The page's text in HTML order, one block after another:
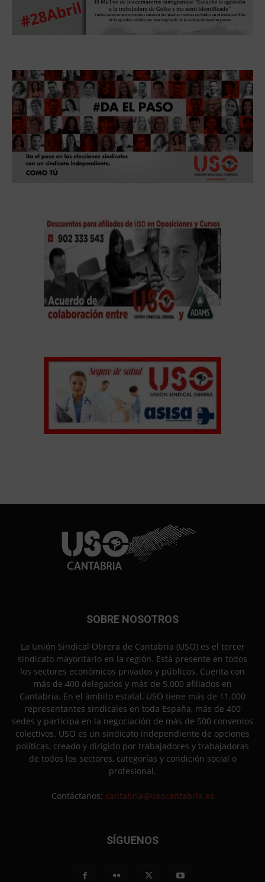
SOBRE NOSOTROS
La Unión Sindical Obrera de Cantabria (USO) es el tercer
sindicato mayoritario en la región. Está presente en todos
los sectores económicos privados y públicos. Cuenta con
más de 400 delegados y más de 5.000 afiliados en
Cantabria. En el ámbito estatal, USO tiene más de 11.000
representantes sindicales en toda España, más de 400
sedes y participa en la negociación de más de 500 convenios
colectivos. USO es un sindicato independiente de opciones
políticas, creado y dirigido por trabajadores y trabajadoras
de todos los sectores, categorías y condición social o
profesional.
Contáctanos: cantabria@usocantabria.es
SÍGUENOS